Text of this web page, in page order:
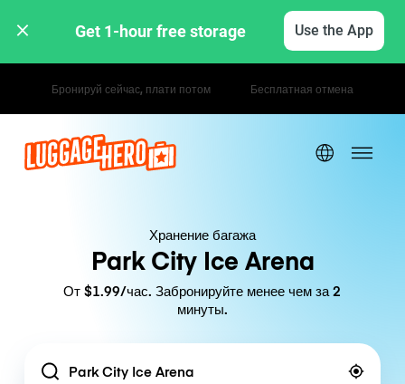
Get 1-hour free storage Use the App
Почасовые / дневные тарифы
Хранение багажа
Park City Ice Arena
От $1.99/час. Забронируйте менее чем за 2
минуты.
Location